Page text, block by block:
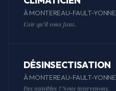
À MONTEREAU-FAULT-YONNE
L'air qu'il vous faut.
DÉSINSECTISATION
À MONTEREAU-FAULT-YONNE
Des nuisibles ? Nous intervenons.